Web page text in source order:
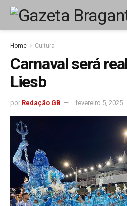
Home Cultura
Carnaval será
Liesb
por Redação GB fevereiro 5, 2025